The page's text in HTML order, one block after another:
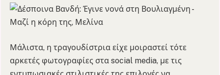
Μάλιστα, η τραγουδίστρια είχε μοιραστεί τότε
αρκετές φωτογραφίες στα social media, με τις